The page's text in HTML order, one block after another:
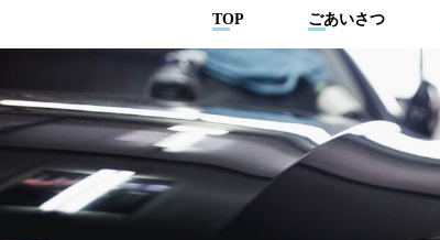
TOP ごあいさつ